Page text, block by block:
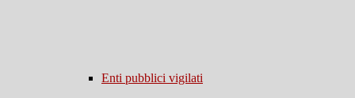
Enti pubblici vigilati